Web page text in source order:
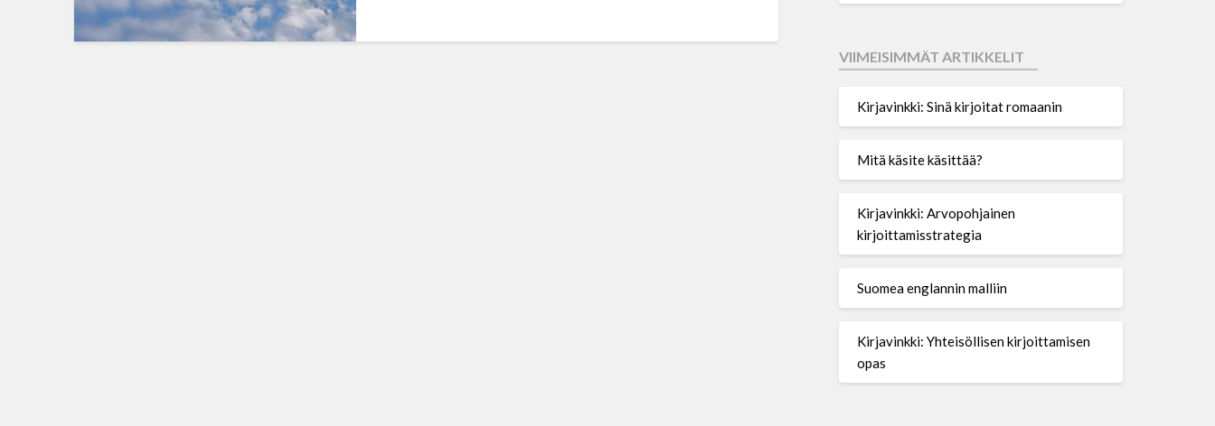
VIIMEISIMMÄT ARTIKKELIT
Kirjavinkki: Sinä kirjoitat romaanin
Mitä käsite käsittää?
Kirjavinkki: Arvopohjainen
kirjoittamisstrategia
Suomea englannin malliin
Kirjavinkki: Yhteisöllisen kirjoittamisen
opas